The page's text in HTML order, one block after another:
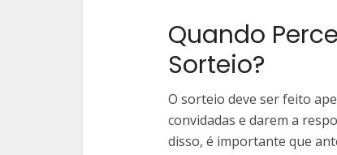
Quando
Sorteio?
O sorteio deve ser feito
convidadas e darem a
disso, é importante que